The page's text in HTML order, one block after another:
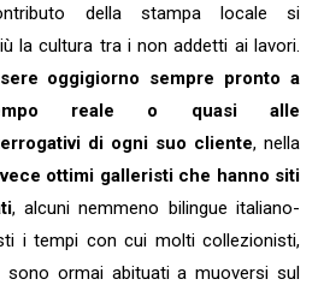
della stampa locale si
la cultura tra i non addetti ai lavori.
oggigiorno sempre pronto a
reale o quasi alle
di ogni suo cliente, nella
ottimi galleristi che hanno siti
, alcuni nemmeno bilingue italiano-
i tempi con cui molti collezionisti,
sono ormai abituati a muoversi sul